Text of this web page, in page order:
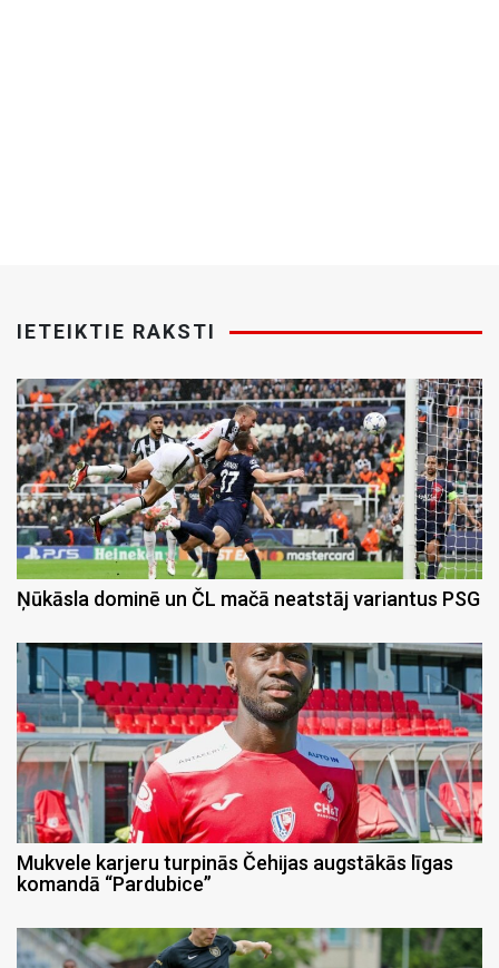
IETEIKTIE RAKSTI
Ņūkāsla dominē un ČL mačā neatstāj variantus PSG
Mukvele karjeru turpinās Čehijas augstākās līgas
komandā “Pardubice”